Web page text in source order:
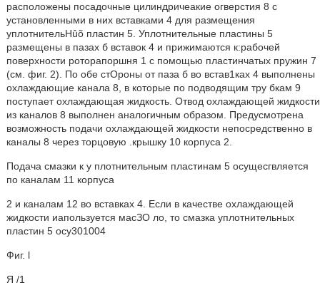
расположены посадочные цилиндричеакие огверстия 8 с
установленными в них вставками 4 для размещения
уплотнительHûõ пластин 5. Уплотнительные пластины 5
размещены в пазах б вставок 4 и прижимаются к:рабочей
поверхности роторапоршня 1 с помощью пластинчатых пружин 7
(см. фиг. 2). По обе стОроны от паза б во встав1ках 4 выполнены
охлаждающие канала 8, в которые по подводящим тру бкам 9
поступает охлаждающая жидкость. Отвод охлаждающей жидкости
из каналов 8 выполнен аналогичным образом. Предусмотрена
возможность подачи охлаждающей жидкости непосредственно в
каналы 8 через торцовую .крышку 10 корпуса 2.
Подача смазки к у плотнительным пластинам 5 осущесгвляется
по каналам 11 корпуса
2 и каналам 12 во вставках 4. Если в качестве охлаждающей
жидкости иапользуется масЗО ло, то смазка уплотнительных
пластин 5 осу301004
Фиг. l
Я /1